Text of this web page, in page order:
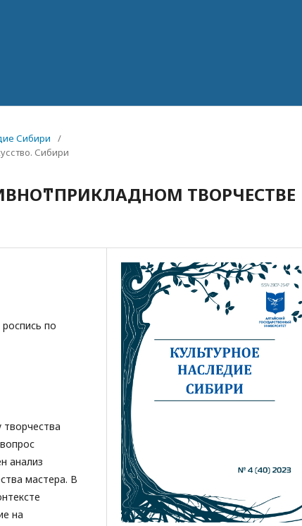
Сибири
/
Сибири
ТВОРЧЕСТВЕ
по
анализ
мастера. В
на